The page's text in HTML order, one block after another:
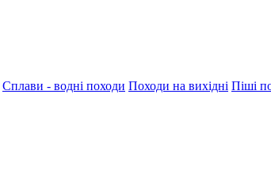
Сплави - водні походи Походи на вихідні Піші